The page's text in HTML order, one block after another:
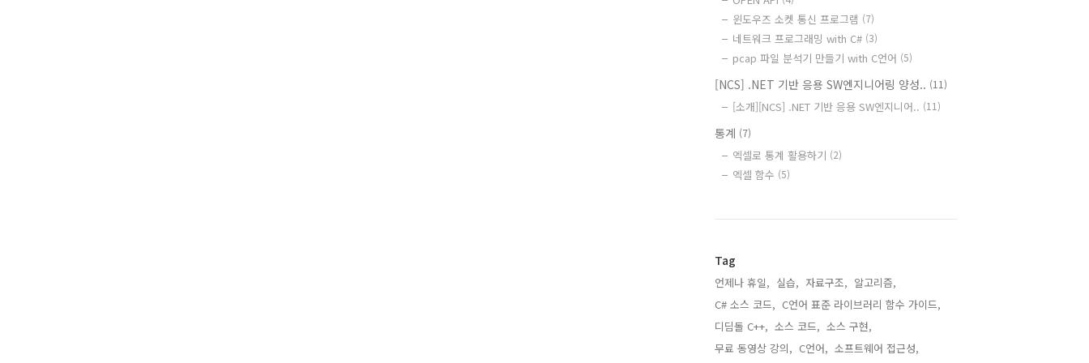
윈도우즈 소켓 통신 프로그램 (7)
네트워크 프로그래밍 with C# (3)
pcap 파일 분석기 만들기 with C언어 (5)
[NCS] .NET 기반 응용 SW엔지니어링 양성.. (11)
[소개][NCS] .NET 기반 응용 SW엔지니어.. (11)
통계 (7)
엑셀로 통계 활용하기 (2)
엑셀 함수 (5)
Tag
언제나 휴일, 실습, 자료구조, 알고리즘,
C# 소스 코드, C언어 표준 라이브러리 함수 가이드,
디딤돌 C++, 소스 코드, 소스 구현,
무료 동영상 강의, C언어, 소프트웨어 접근성,